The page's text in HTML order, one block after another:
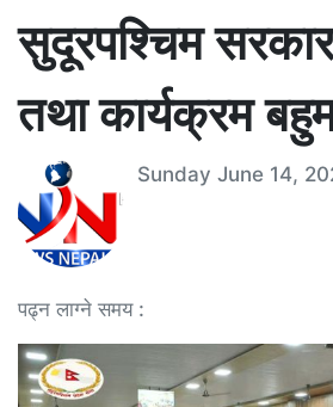
सुदूरपश्चिम
तथा कार्यक्रम
Sunday June 14,
पढ्न लाग्ने समय :